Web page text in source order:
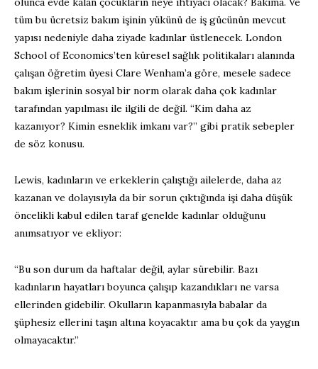
tüm bu ücretsiz bakım işinin yükünü de iş gücünün mevcut
yapısı nedeniyle daha ziyade kadınlar üstlenecek. London
School of Economics’ten küresel sağlık politikaları alanında
çalışan öğretim üyesi Clare Wenham’a göre, mesele sadece
bakım işlerinin sosyal bir norm olarak daha çok kadınlar
tarafından yapılması ile ilgili de değil. “Kim daha az
kazanıyor? Kimin esneklik imkanı var?” gibi pratik sebepler
de söz konusu.
Lewis, kadınların ve erkeklerin çalıştığı ailelerde, daha az
kazanan ve dolayısıyla da bir sorun çıktığında işi daha düşük
öncelikli kabul edilen taraf genelde kadınlar olduğunu
anımsatıyor ve ekliyor:
“Bu son durum da haftalar değil, aylar sürebilir. Bazı
kadınların hayatları boyunca çalışıp kazandıkları ne varsa
ellerinden gidebilir. Okulların kapanmasıyla babalar da
şüphesiz ellerini taşın altına koyacaktır ama bu çok da yaygın
olmayacaktır.”